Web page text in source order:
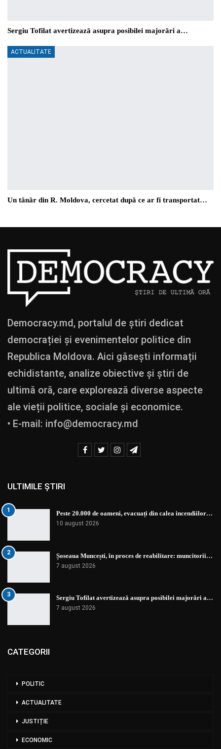
Sergiu Tofilat avertizează asupra posibilei majorări a…
ACTUALITATE
Un tânăr din R. Moldova, cercetat după ce ar fi transportat…
Democracy.md, portalul de știri dedicat
democrației și evenimentelor politice din
Republica Moldova. Aici găsești informații
echidistante, analize obiective și știri de
ultimă oră, care explorează diverse aspecte
ale vieții politice, sociale și economice.
• E-mail: info@democracy.md
ULTIMILE ȘTIRI
1 Peste 20.000 de oameni, evacuați din calea incendiilor…
10 august 2026
2 Șoseaua Muncești, în proces de reabilitare: muncitorii…
7 august 2026
3 Sergiu Tofilat avertizează asupra posibilei majorări a…
7 august 2026
CATEGORII
POLITIC
ACTUALITATE
JUSTIȚIE
ECONOMIC